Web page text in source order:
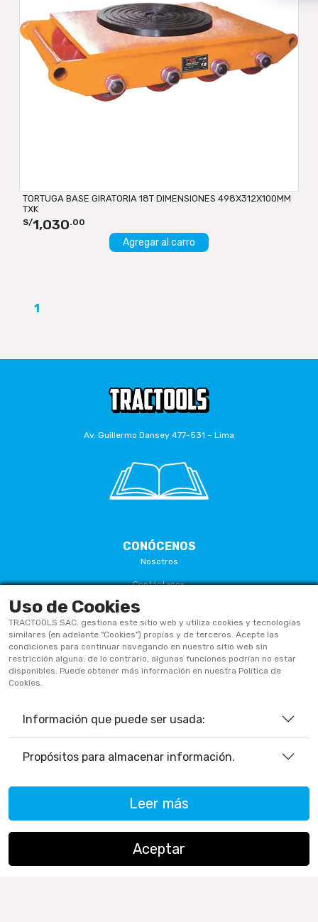
TORTUGA BASE GIRATORIA 18T DIMENSIONES 498X312X100MM
TXK
S/1,030.00
Agregar al carro
1
Av. Guillermo Dansey 477-531 – Lima
CONÓCENOS
Nosotros
Contáctanos
Términos Y Condiciones
Políticas De Privacidad
Políticas De Cookies
Preguntas Frecuentes
933906515
Horario de Atención:
/ 2:00 p.m. a 5:30 p.m.
Sábados: 9:00 a.m. a 12:30 p.m.
Uso de Cookies
TRACTOOLS SAC. gestiona este sitio web y utiliza cookies y tecnologías
similares (en adelante "Cookies") propias y de terceros. Acepte las
condiciones para continuar navegando en nuestro sitio web sin
restricción alguna; de lo contrario, algunas funciones podrían no estar
disponibles. Puede obtener más información en nuestra Política de
Cookies.
Información que puede ser usada:
Propósitos para almacenar información.
Leer más
Aceptar